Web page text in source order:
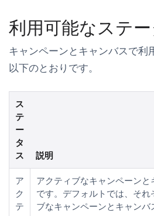
利用可能なステ
キャンペーンとキャンバスで利
以下のとおりです。
ス
テ
ー
タ
ス
説明
ア
ク
テ
アクティブなキャンペーン
です。デフォルトでは、それ
ブなキャンペーンとキャンバ